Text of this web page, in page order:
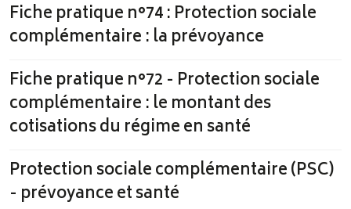
Fiche pratique n°74 : Protection sociale
complémentaire : la prévoyance
Fiche pratique n°72 - Protection sociale
complémentaire : le montant des
cotisations du régime en santé
Protection sociale complémentaire (PSC)
- prévoyance et santé